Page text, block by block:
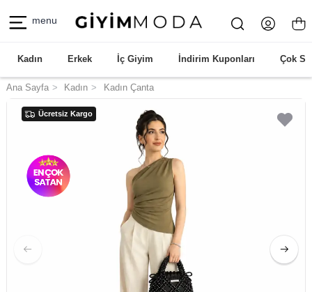
menu
Kadın Erkek İç Giyim İndirim Kuponları Çok
Ana Sayfa Kadın Kadın Çanta
Ücretsiz Kargo
Ücretsiz Kargo
Ücretsiz Kargo
Ücretsiz Kargo
Ücretsiz Kargo
Ücretsiz Kargo